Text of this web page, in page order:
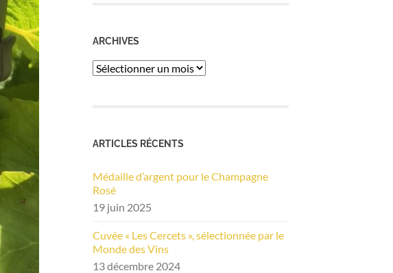
ARCHIVES
Archives
ARTICLES RÉCENTS
Médaille d’argent pour le Champagne
Rosé
19 juin 2025
Cuvée « Les Cercets », sélectionnée par le
Monde des Vins
13 décembre 2024